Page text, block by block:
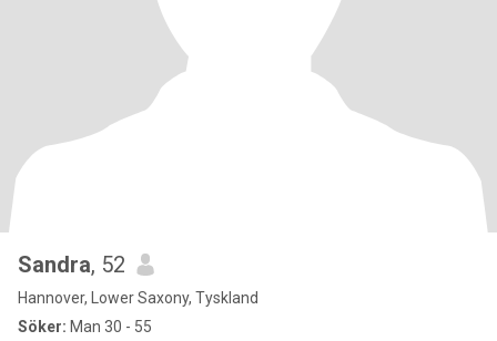
Sandra, 52
Hannover, Lower Saxony, Tyskland
Söker: Man 30 - 55